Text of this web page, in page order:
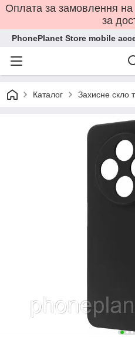
Оплата за замовлення
за
PhonePlanet Store mobile
Каталог Захисне скло